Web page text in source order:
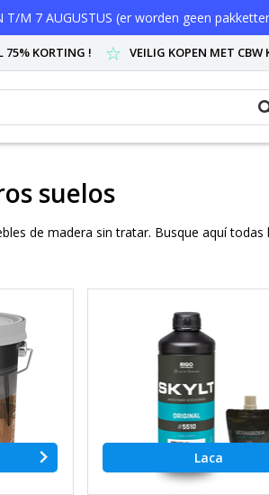
T/M 7 AUGUSTUS (er worden geen
75% KORTING ! VEILIG KOPEN MET CBW
suelos
de madera sin tratar. Busque aquí
Laca